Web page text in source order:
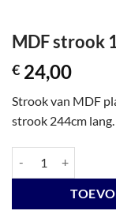
MDF strook
€ 24,00
Strook van MDF
strook 244cm